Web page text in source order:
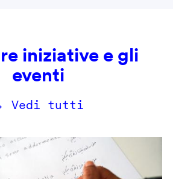
iniziative e gli
eventi
Vedi tutti